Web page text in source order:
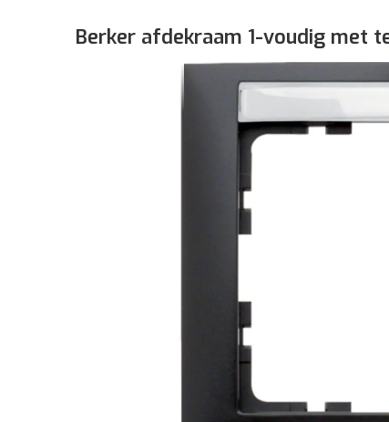
Berker afdekraam 1-voudig met